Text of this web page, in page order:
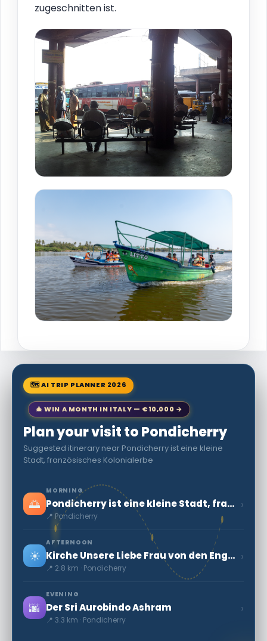
zugeschnitten ist.
🗺 AI TRIP PLANNER 2026
🎄 WIN A MONTH IN ITALY — €10,000 →
Plan your visit to Pondicherry
Suggested itinerary near Pondicherry ist eine kleine
Stadt, französisches Kolonialerbe
🌅
MORNING
Pondicherry ist eine kleine Stadt, französisches Kolonialerbe
📍 Pondicherry
›
☀️
AFTERNOON
Kirche Unsere Liebe Frau von den Engeln
📍 2.8 km · Pondicherry
›
🌆
EVENING
Der Sri Aurobindo Ashram
📍 3.3 km · Pondicherry
›